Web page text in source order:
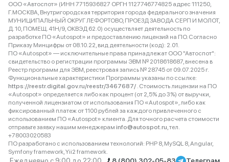
ООО «Автоспот» (ИНН 7715936827 ОРГН 1127746774825 адрес 111250,
Г.МОСКВА, Внутригородская территория города федерального значения
МУНИЦИПАЛЬНЫЙ ОКРУГ ЛЕФОРТОВО, ПРОЕЗД ЗАВОДА СЕРП И МОЛОТ,
Д. 10, ПОМЕЩ. 41Н/9, ОКВЭД 62.0) осуществляет деятельность по
разработке ПО «Autospot» и предоставлению лицензий на ПО. Согласно
Приказу Минцифры от 08.10.22, вид деятельности (код): 2.01.
ПО «Autospot» — исключительные права принадлежат ООО "Автоспот":
свидетельство о регистрации программы ЭВМ № 2018618687, внесена в
Реестр программ для ЭВМ, реестровая запись № 28745 от 09.07.2025 г.
Функциональные характеристики Программы указаны по ссылке:
https://reestr.digital.gov.ru/reestr/3467687/ . Стоимость лицензии на ПО
«Autospot» определяется либо как процент (от 2,5% до 3%) от выручки,
полученной лицензиатом от использования ПО «Autospot», либо как
фиксированный платеж от 1100 рублей за каждого привлеченного с
использованием ПО «Autospot» клиента. Для точного расчета стоимости
отправьте заявку нашим менеджерам info@autospot.ru, тел.
+78003020583
ПО разработано с использованием технологий: PHP 8, MySQL 8, Angular,
Symfony framework, Yii2 framework.